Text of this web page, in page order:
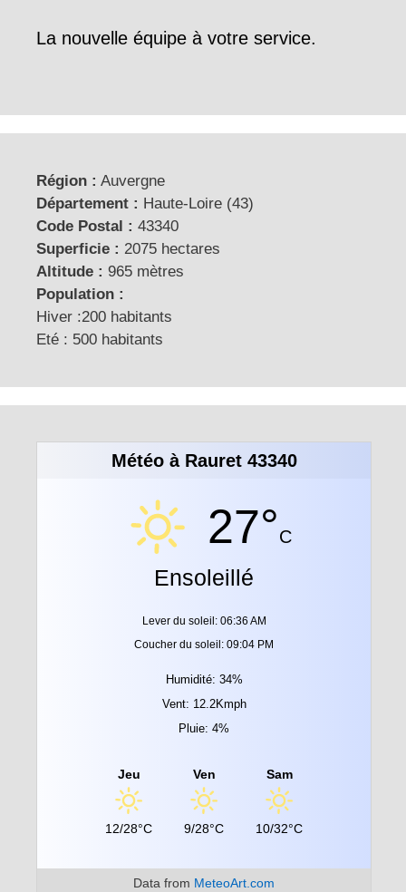
La nouvelle équipe à votre service.
Région : Auvergne
Département : Haute-Loire (43)
Code Postal : 43340
Superficie : 2075 hectares
Altitude : 965 mètres
Population :
Hiver :200 habitants
Eté : 500 habitants
Météo à Rauret 43340
27°C
Ensoleillé
Lever du soleil: 06:36 AM
Coucher du soleil: 09:04 PM
Humidité: 34%
Vent: 12.2Kmph
Pluie: 4%
Jeu
12/28°C
Ven
9/28°C
Sam
10/32°C
Data from MeteoArt.com